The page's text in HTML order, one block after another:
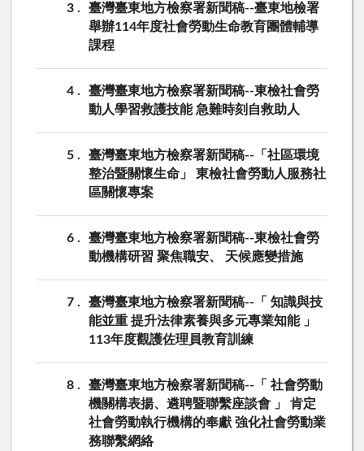
3
臺灣臺東地方檢察署新聞稿--臺東地檢署
舉辦114年度社會勞動生命教育團體輔導
課程
4
臺灣臺東地方檢察署新聞稿--東檢社會勞
動人學習救護技能 急難時刻自救助人
5
臺灣臺東地方檢察署新聞稿--「社區環境
整治暨關懷生命」 東檢社會勞動人服務社
區關懷專案
6
臺灣臺東地方檢察署新聞稿--東檢社會勞
動機構研習 聚焦職安、 天候應變措施
7
臺灣臺東地方檢察署新聞稿--「 知識與技
能並重 提升法律素養與多元專業知能 」
113年度觀護佐理員教育訓練
8
臺灣臺東地方檢察署新聞稿--「 社會勞動
機關構表揚、遴聘暨聯繫座談會 」 肯定
社會勞動執行機構的奉獻 強化社會勞動業
務聯繫網絡